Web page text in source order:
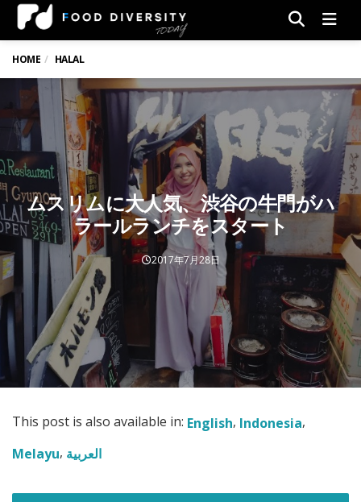
HOME HALAL
ムスリムに大人気、渋谷の牛門がハ
ラールランチをスタート
2017年7月28日
This post is also available in: English Indonesia
Melayu العربية